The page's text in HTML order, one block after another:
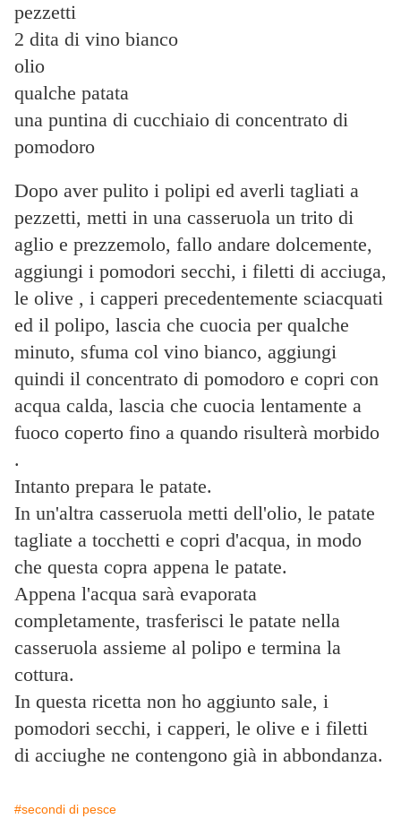
pezzetti
2 dita di vino bianco
olio
qualche patata
una puntina di cucchiaio di concentrato di
pomodoro
Dopo aver pulito i polipi ed averli tagliati a
pezzetti, metti in una casseruola un trito di
aglio e prezzemolo, fallo andare dolcemente,
aggiungi i pomodori secchi, i filetti di acciuga,
le olive , i capperi precedentemente sciacquati
ed il polipo, lascia che cuocia per qualche
minuto, sfuma col vino bianco, aggiungi
quindi il concentrato di pomodoro e copri con
acqua calda, lascia che cuocia lentamente a
fuoco coperto fino a quando risulterà morbido
.
Intanto prepara le patate.
In un'altra casseruola metti dell'olio, le patate
tagliate a tocchetti e copri d'acqua, in modo
che questa copra appena le patate.
Appena l'acqua sarà evaporata
completamente, trasferisci le patate nella
casseruola assieme al polipo e termina la
cottura.
In questa ricetta non ho aggiunto sale, i
pomodori secchi, i capperi, le olive e i filetti
di acciughe ne contengono già in abbondanza.
#secondi di pesce